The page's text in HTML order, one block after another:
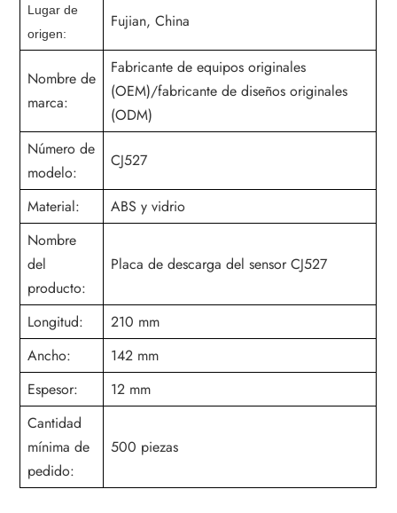
Lugar de
origen:
Fujian, China
Nombre de
marca:
Fabricante de equipos originales
(OEM)/fabricante de diseños originales
(ODM)
Número de
modelo:
CJ527
Material:
ABS y vidrio
Nombre
del
producto:
Placa de descarga del sensor CJ527
Longitud:
210 mm
Ancho:
142 mm
Espesor:
12 mm
Cantidad
mínima de
pedido:
500 piezas